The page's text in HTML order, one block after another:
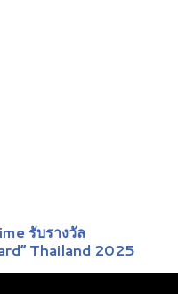
รับรางวัล
Thailand 2025